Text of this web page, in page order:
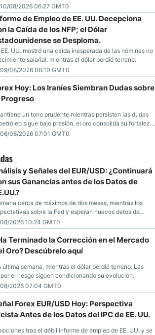
10/08/2026 06:27 GMT0
de Empleo de EE. UU. Decepciona
la Caída de los NFP; el Dólar
se Desploma.
UU. mostró una caída inesperada de las nóminas no
salarial, mientras el dólar perdió terreno.
09/08/2026 08:10 GMT0
Hoy: Los Iraníes Siembran Dudas sobre
un tono prudente mientras persisten las dudas
sigue bajo presión, el oro consolida su fortaleza
nuevas referencias económicas desde Estados
06/08/2026 07:01 GMT0
y Señales del EUR/USD: ¿Continuará
sus Ganancias antes de los Datos de
cerca de máximos de dos meses, mientras los
sobre la Fed y esperan nuevos datos de
2026 10:24 GMT0
Terminado la Corrección en el Mercado
Oro? Descúbrelo aquí
última semana, mientras el dólar perdió terreno. Las
el riesgo siguen condicionando su evolución.
2026 07:04 GMT0
Forex EUR/USD Hoy: Perspectiva
Antes de los Datos del IPC de EE. UU.
tras el débil informe de empleo de EE. UU. y se